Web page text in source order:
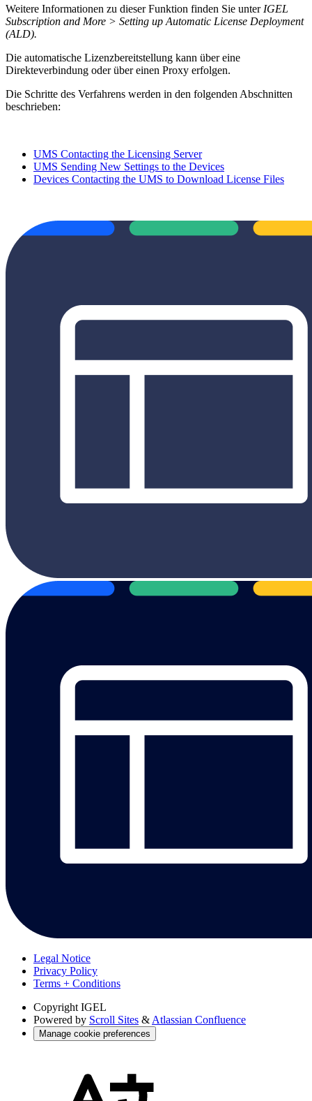
Weitere Informationen zu dieser Funktion finden Sie unter IGEL
Subscription and More > Setting up Automatic License Deployment
(ALD).
Die automatische Lizenzbereitstellung kann über eine
Direkteverbindung oder über einen Proxy erfolgen.
Die Schritte des Verfahrens werden in den folgenden Abschnitten
beschrieben:
UMS Contacting the Licensing Server
UMS Sending New Settings to the Devices
Devices Contacting the UMS to Download License Files
Legal Notice
Privacy Policy
Terms + Conditions
Copyright IGEL
Powered by Scroll Sites & Atlassian Confluence
Manage cookie preferences